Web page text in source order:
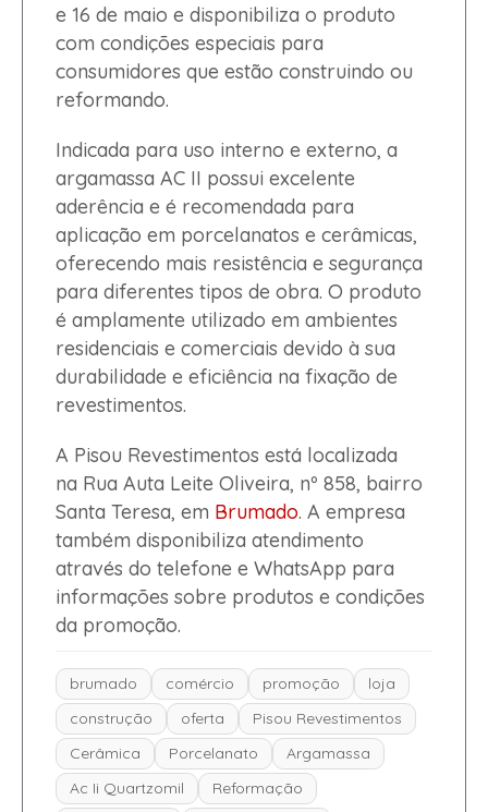
e 16 de maio e disponibiliza o produto
com condições especiais para
consumidores que estão construindo ou
reformando.
Indicada para uso interno e externo, a
argamassa AC II possui excelente
aderência e é recomendada para
aplicação em porcelanatos e cerâmicas,
oferecendo mais resistência e segurança
para diferentes tipos de obra. O produto
é amplamente utilizado em ambientes
residenciais e comerciais devido à sua
durabilidade e eficiência na fixação de
revestimentos.
A Pisou Revestimentos está localizada
na Rua Auta Leite Oliveira, nº 858, bairro
Santa Teresa, em Brumado. A empresa
também disponibiliza atendimento
através do telefone e WhatsApp para
informações sobre produtos e condições
da promoção.
brumado comércio promoção
loja
construção
oferta
Pisou Revestimentos
Cerâmica
Porcelanato
Argamassa
Ac Ii Quartzomil
Reformação